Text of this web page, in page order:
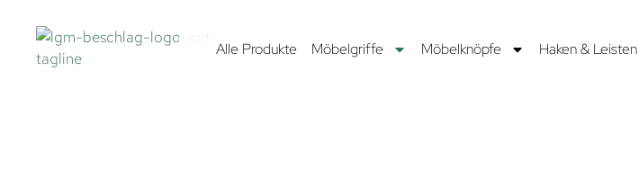
Alle Produkte Möbelgriffe Möbelknöpfe Haken & Leisten